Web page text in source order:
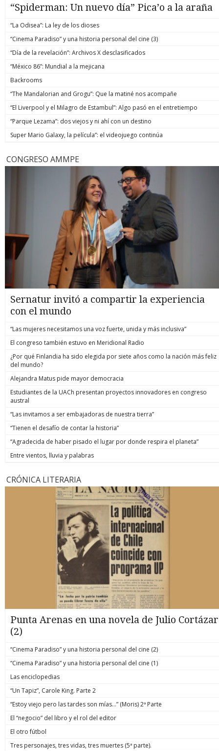
“Spiderman: Un nuevo día” Pica’o a la araña
“La Odisea”: La ley de los dioses
“Cinema Paradiso” y una historia personal del cine (3)
“Día de la revelación”: Archivos X desclasificados
“México 86”: Mundial a la mejicana
Backrooms
“The Mandalorian and Grogu”: Que la matiné nos acompañe
“El Liverpool y el Milagro de Estambul”: Algo pasó en el entretiempo
“Parque Lezama”: dos viejos y ni ahí con un destino
Super Mario Galaxy, la película”: el videojuego continúa
CONGRESO AMMPE
Sernatur invitó a compartir la experiencia
con el mundo
“Las mujeres necesitamos una voz fuerte, unida y más inclusiva”
El congreso también estuvo en Meridional Radio
¿Por qué Finlandia ha sido elegida por siete años como la nación más feliz
del mundo?
Alejandra Matus pide mayor democracia
Estudiantes de la UACh presentan proyectos innovadores en congreso
austral
“Las invitamos a ser embajadoras de nuestra tierra”
“Tienen el desafío de contar la historia”
“Agradecida de haber pisado el lugar por donde respira el planeta”
Entre vientos, lluvia y palabras
CRÓNICA LITERARIA
Punta Arenas en una novela de Julio Cortázar
(2)
“Cinema Paradiso” y una historia personal del cine (2)
“Cinema Paradiso” y una historia personal del cine (1)
Las enciclopedias
“Un Tapiz”, Carole King. Parte 2
“Estoy viejo pero las tardes son mías…” (Moris) 2ª Parte
El “negocio” del libro y el rol del editor
El otro fútbol
Tres personajes, tres vidas, tres muertes (5ª parte).